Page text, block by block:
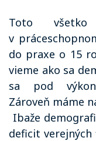
Toto
v
do praxe o 15
vieme ako sa
sa pod
Zároveň máme
Ibaže
deficit